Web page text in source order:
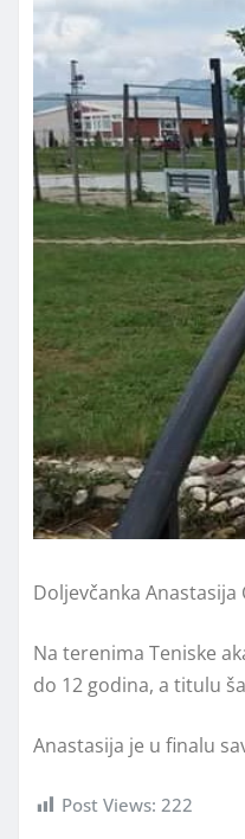
Doljevčanka
Na terenima Teniske
do 12 godina, a titulu
Anastasija je u finalu
Post Views: 222